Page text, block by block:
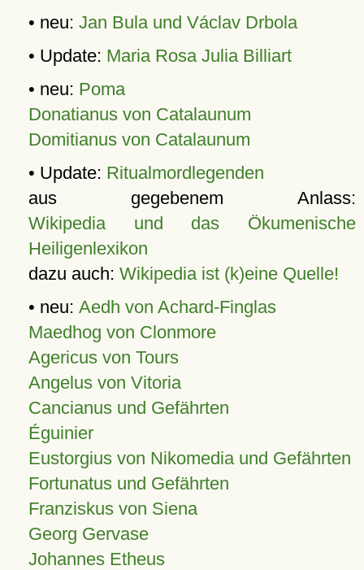
• neu: Jan Bula und Václav Drbola
• Update: Maria Rosa Julia Billiart
• neu: Poma
Donatianus von Catalaunum
Domitianus von Catalaunum
• Update: Ritualmordlegenden
aus gegebenem Anlass:
Wikipedia und das Ökumenische
Heiligenlexikon
dazu auch: Wikipedia ist (k)eine Quelle!
• neu: Aedh von Achard-Finglas
Maedhog von Clonmore
Agericus von Tours
Angelus von Vitoria
Cancianus und Gefährten
Éguinier
Eustorgius von Nikomedia und Gefährten
Fortunatus und Gefährten
Franziskus von Siena
Georg Gervase
Johannes Etheus